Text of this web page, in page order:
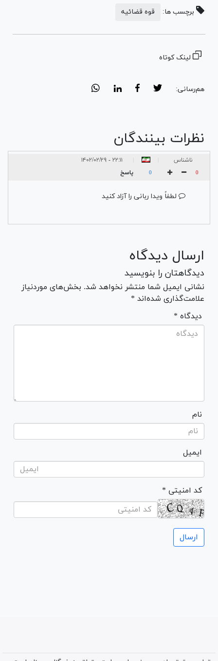
برچسب ها: قوه قضائیه
لینک کوتاه
هم‌رسانی:
نظرات بینندگان
ناشناس ۲۲:۱۱ - ۱۴۰۲/۰۲/۲۹
0
0 پاسخ
لطفاً ویدا ربانی را آزاد کنید
ارسال دیدگاه
دیدگاهتان را بنویسید
نشانی ایمیل شما منتشر نخواهد شد. بخش‌های موردنیاز
علامت‌گذاری شده‌اند *
* دیدگاه
نام
ایمیل
* کد امنیتی